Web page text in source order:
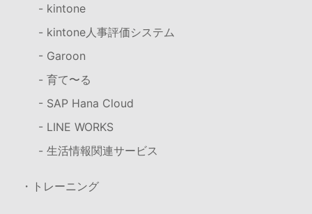
- kintone
- kintone人事評価システム
- Garoon
- 育て〜る
- SAP Hana Cloud
- LINE WORKS
- 生活情報関連サービス
・トレーニング